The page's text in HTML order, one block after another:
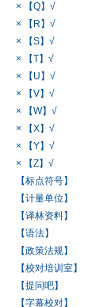
× 【Q】√
× 【R】√
× 【S】√
× 【T】√
× 【U】√
× 【V】√
× 【W】√
× 【X】√
× 【Y】√
× 【Z】√
【标点符号】
【计量单位】
【译林资料】
【语法】
【政策法规】
【校对培训室】
【提问吧】
【字幕校对】